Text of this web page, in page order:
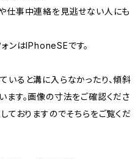
仕事中連絡を見逃せない人にも
ンはIPhoneSEです。
ると溝に入らなかったり、傾斜
す。画像の寸法をご確認くださ
ておりますのでそちらをご覧くだ